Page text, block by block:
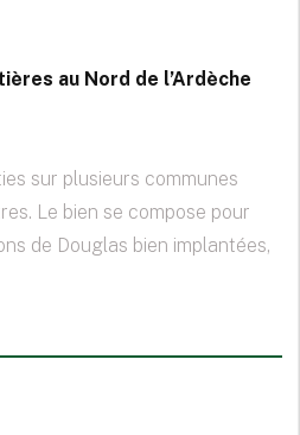
au Nord de l’Ardèche
sur plusieurs communes
Le bien se compose pour
de Douglas bien implantées,